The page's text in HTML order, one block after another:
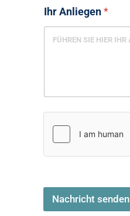
Ihr Anliegen*
Nachricht senden